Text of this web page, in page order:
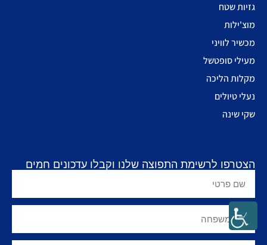
גזיות שטח
מוצ'ילות
מכשיר לוויני
מעילי סופטשל
מקלות הליכה
נעלי טיולים
שקי שינה
הצטרפו לרשימת התפוצה שלנו וקבלו עדכונים חמים